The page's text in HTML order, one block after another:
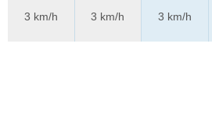
3 km/h
3 km/h
3 km/h